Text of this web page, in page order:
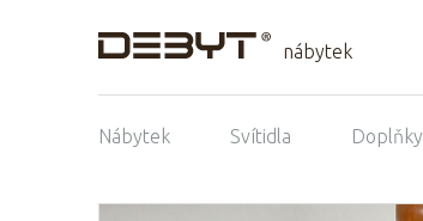
nábytek
Nábytek Svítidla Doplňky